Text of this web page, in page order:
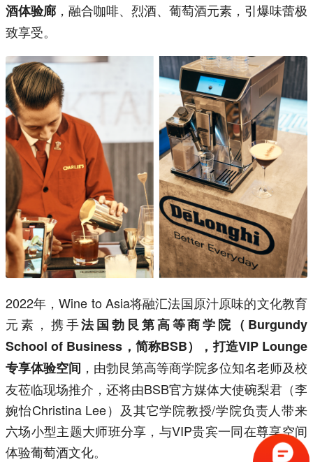
酒体验廊 ，融合咖啡、烈酒、葡萄酒元素，引爆味蕾极
致享受。
2022年，Wine to Asia将融汇法国原汁原味的文化教育
元素，携手法国勃艮第高等商学院（Burgundy
School of Business，简称BSB），打造VIP Lounge
专享体验空间 ，由勃艮第高等商学院多位知名老师及校
友莅临现场推介，还将由BSB官方媒体大使碗梨君（李
婉怡Christina Lee）及其它学院教授/学院负责人带来
六场小型主题大师班分享，与VIP贵宾一同在尊享空间
体验葡萄酒文化。